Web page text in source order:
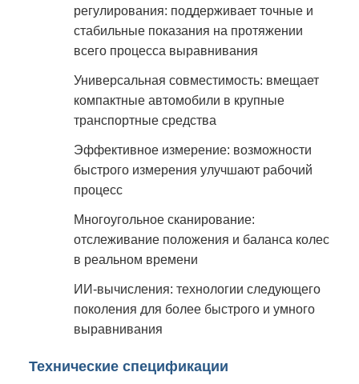
регулирования: поддерживает точные и
стабильные показания на протяжении
всего процесса выравнивания
Универсальная совместимость: вмещает
компактные автомобили в крупные
транспортные средства
Эффективное измерение: возможности
быстрого измерения улучшают рабочий
процесс
Многоугольное сканирование:
отслеживание положения и баланса колес
в реальном времени
ИИ-вычисления: технологии следующего
поколения для более быстрого и умного
выравнивания
Технические спецификации